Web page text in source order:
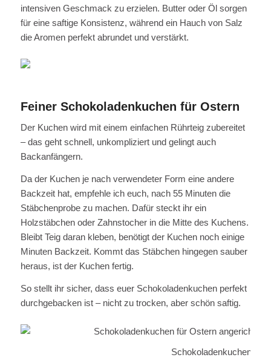
intensiven Geschmack zu erzielen. Butter oder Öl sorgen
für eine saftige Konsistenz, während ein Hauch von Salz
die Aromen perfekt abrundet und verstärkt.
Feiner Schokoladenkuchen für Ostern
Der Kuchen wird mit einem einfachen Rührteig zubereitet
– das geht schnell, unkompliziert und gelingt auch
Backanfängern.
Da der Kuchen je nach verwendeter Form eine andere
Backzeit hat, empfehle ich euch, nach 55 Minuten die
Stäbchenprobe zu machen. Dafür steckt ihr ein
Holzstäbchen oder Zahnstocher in die Mitte des Kuchens.
Bleibt Teig daran kleben, benötigt der Kuchen noch einige
Minuten Backzeit. Kommt das Stäbchen hingegen sauber
heraus, ist der Kuchen fertig.
So stellt ihr sicher, dass euer Schokoladenkuchen perfekt
durchgebacken ist – nicht zu trocken, aber schön saftig.
Schokoladenkuchen für